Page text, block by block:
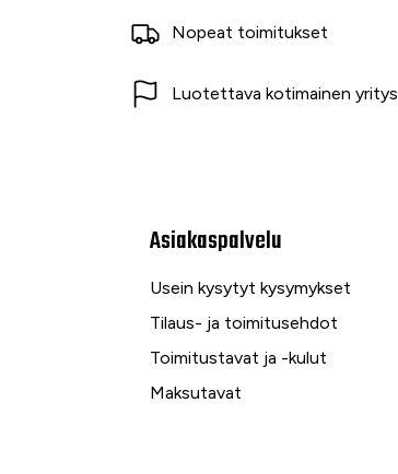
Nopeat toimitukset
Luotettava kotimainen yritys
Asiakaspalvelu
Usein kysytyt kysymykset
Tilaus- ja toimitusehdot
Toimitustavat ja -kulut
Maksutavat